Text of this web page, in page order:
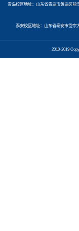
青岛校区地址：山东省青岛市黄岛区前
泰安校区地址：山东省泰安市岱
2010-2019